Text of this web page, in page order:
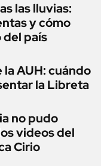
las lluvias:
y cómo
del país
AUH: cuándo
la Libreta
no pudo
videos del
Cirio